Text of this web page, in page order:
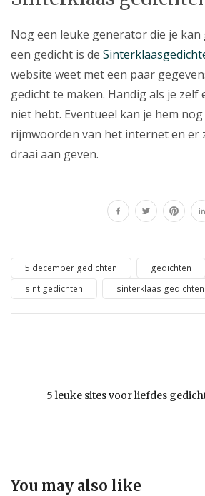
Nog een leuke generator die je
een gedicht is de
website weet met een paar
gedicht te maken. Handig als je zelf
niet hebt. Eventueel kan je hem
rijmwoorden van het internet en er
draai aan geven.
5 december gedichten gedichten
sint gedichten
sinterklaas gedichten
5 leuke sites voor liefdes
You may also like